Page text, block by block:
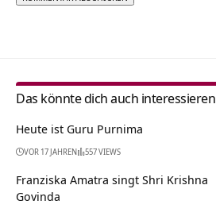
Das könnte dich auch interessieren
Heute ist Guru Purnima
VOR 17 JAHREN 557 VIEWS
Franziska Amatra singt Shri Krishna
Govinda